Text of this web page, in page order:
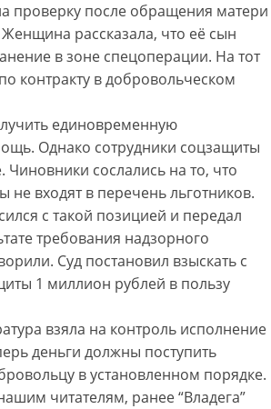
проверку после обращения матери
рассказала, что её сын
в зоне спецоперации. На тот
контракту в добровольческом
единовременную
Однако сотрудники соцзащиты
Чиновники сослались на то, что
входят в перечень льготников.
с такой позицией и передал
требования надзорного
Суд постановил взыскать с
1 миллион рублей в пользу
взяла на контроль исполнение
деньги должны поступить
в установленном порядке.
читателям, ранее “Владега”